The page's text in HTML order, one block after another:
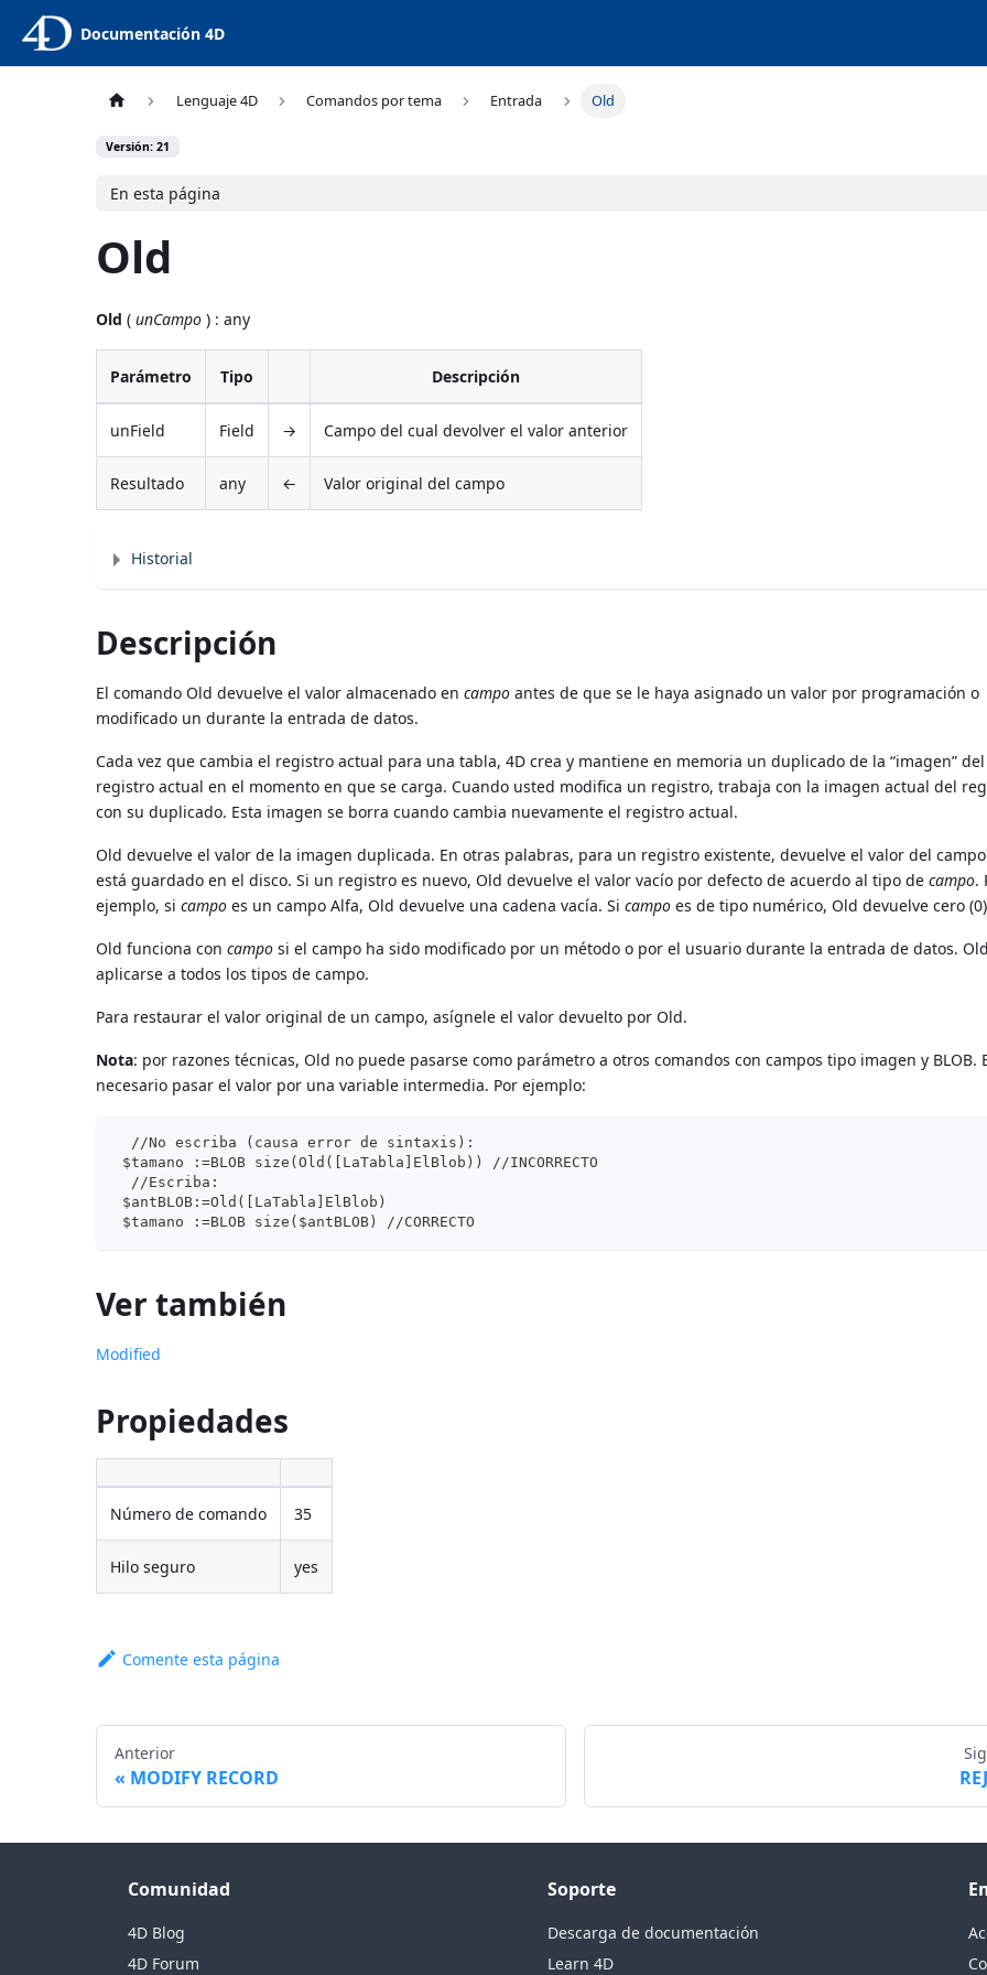
Documentación 4D
Lenguaje 4D Comandos por tema Entrada Old
Versión: 21
En esta página
Old
Old (unCampo ) : any
Parámetro Tipo Descripción
unField Field → Campo del cual devolver el valor anterior
Resultado any ← Valor original del campo
Historial
Descripción
El comando Old devuelve el valor almacenado encampo antes de que se le haya asignado un valor por programación o
modificado un durante la entrada de datos.
Cada vez que cambia el registro actual para una tabla, 4D crea y mantiene en memoria un duplicado de la “imagen”
registro actual en el momento en que se carga. Cuando usted modifica un registro, trabaja con la imagen actual del
con su duplicado. Esta imagen se borra cuando cambia nuevamente el registro actual.
Old devuelve el valor de la imagen duplicada. En otras palabras, para un registro existente, devuelve el valor del
está guardado en el disco. Si un registro es nuevo, Old devuelve el valor vacío por defecto de acuerdo al tipo decampo.
ejemplo, sicampo es un campo Alfa, Old devuelve una cadena vacía. Sicampo es de tipo numérico, Old devuelve cero
Old funciona concampo si el campo ha sido modificado por un método o por el usuario durante la entrada de datos.
aplicarse a todos los tipos de campo.
Para restaurar el valor original de un campo, asígnele el valor devuelto por Old.
Nota: por razones técnicas, Old no puede pasarse como parámetro a otros comandos con campos tipo imagen y BLOB.
necesario pasar el valor por una variable intermedia. Por ejemplo:
//No escriba (causa error de sintaxis):
$tamano :=BLOB size(Old([LaTabla]ElBlob)) //INCORRECTO
//Escriba:
$antBLOB:=Old([LaTabla]ElBlob)
$tamano :=BLOB size($antBLOB) //CORRECTO
Ver también
Modified
Propiedades
Número de comando 35
Hilo seguro yes
Comente esta página
Anterior
MODIFY RECORD
Comunidad
4D Blog
4D Forum
Soporte
Descarga de documentación
Learn 4D